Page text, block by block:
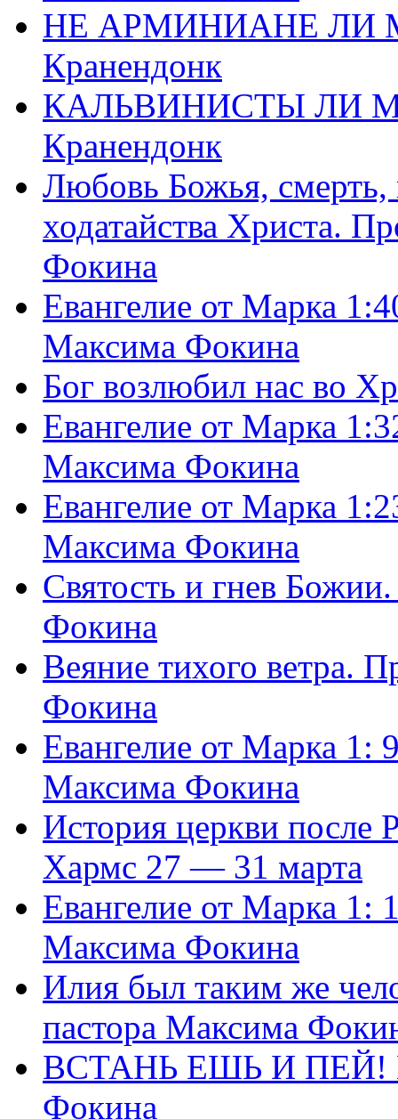
НЕ АРМИНИАНЕ ЛИ
Кранендонк
КАЛЬВИНИСТЫ ЛИ
Кранендонк
Любовь Божья, смерть,
ходатайства Христа.
Фокина
Евангелие от Марка
Максима Фокина
Бог возлюбил нас во
Евангелие от Марка
Максима Фокина
Евангелие от Марка
Максима Фокина
Святость и гнев
Фокина
Веяние тихого ветра.
Фокина
Евангелие от Марка 1:
Максима Фокина
История церкви
Хармс 27 — 31 марта
Евангелие от Марка 1:
Максима Фокина
Илия был таким же
пастора Максима
ВСТАНЬ ЕШЬ И ПЕЙ!
Фокина